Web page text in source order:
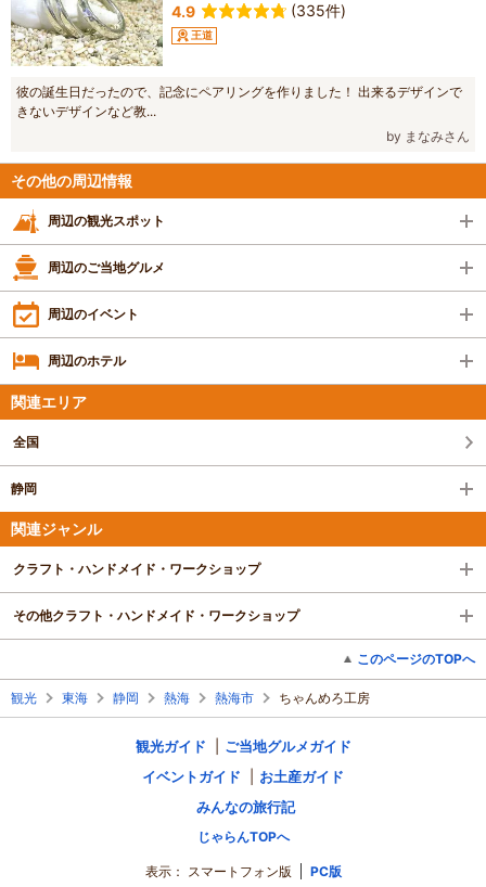
4.9 (335件)
王道
彼の誕生日だったので、記念にペアリングを作りました！ 出来るデザインで
きないデザインなど教...
by まなみさん
その他の周辺情報
周辺の観光スポット
周辺のご当地グルメ
周辺のイベント
周辺のホテル
関連エリア
全国
静岡
関連ジャンル
クラフト・ハンドメイド・ワークショップ
その他クラフト・ハンドメイド・ワークショップ
このページのTOPへ
観光 東海 静岡 熱海 熱海市 ちゃんめろ工房
観光ガイド
ご当地グルメガイド
イベントガイド
お土産ガイド
みんなの旅行記
じゃらんTOPへ
表示： スマートフォン版 PC版